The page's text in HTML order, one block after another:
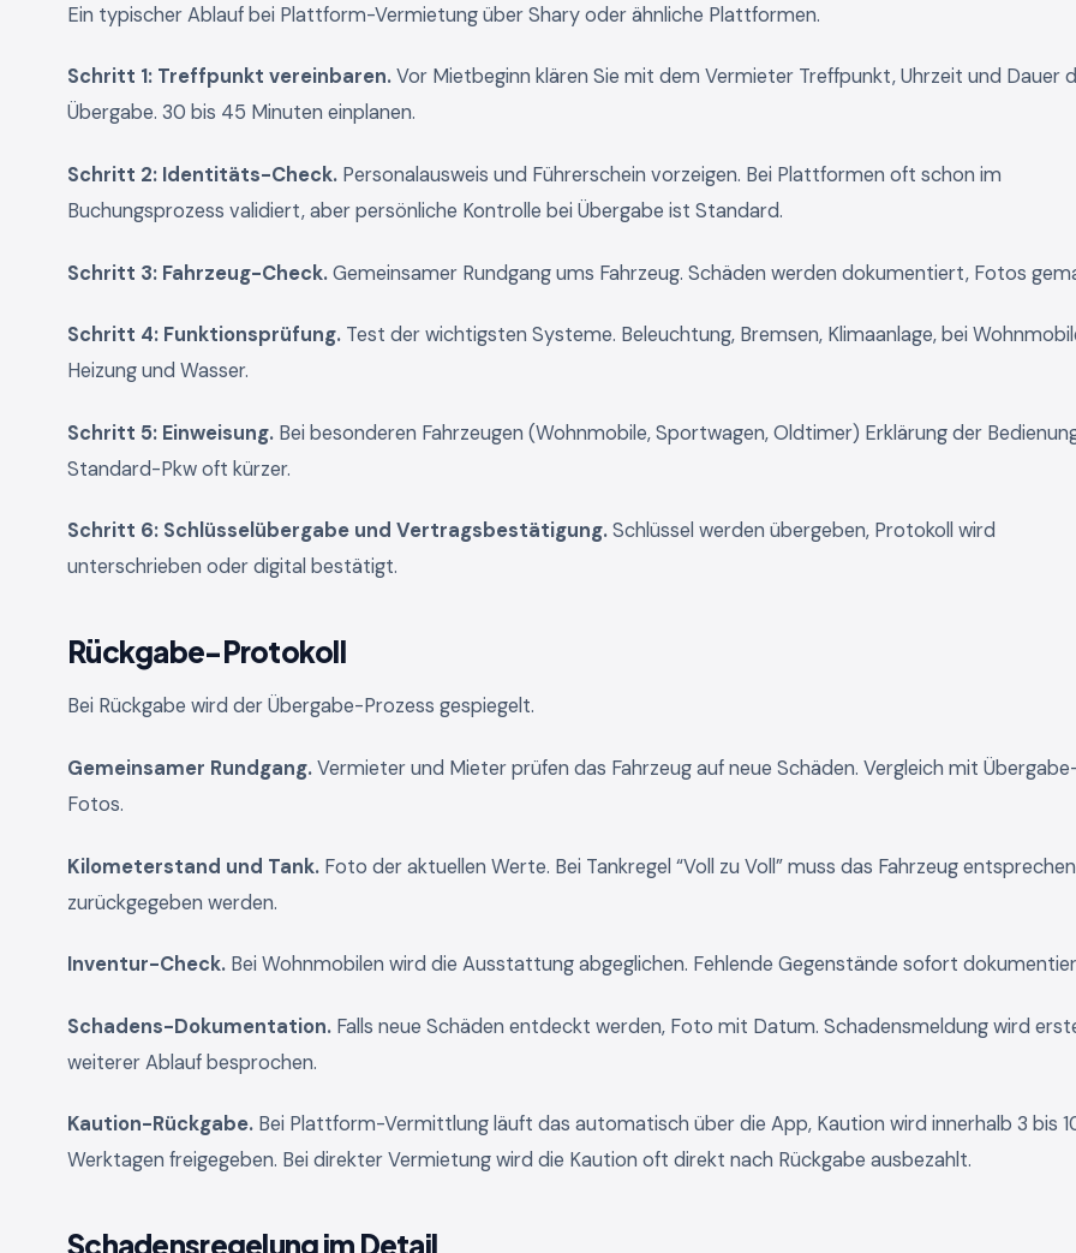
Ein typischer Ablauf bei Plattform-Vermietung über Shary oder ähnliche Plattformen.
Schritt 1: Treffpunkt vereinbaren.Vor Mietbeginn klären Sie mit dem Vermieter Treffpunkt, Uhrzeit und Dauer
Übergabe. 30 bis 45 Minuten einplanen.
Schritt 2: Identitäts-Check. Personalausweis und Führerschein vorzeigen. Bei Plattformen oft schon im
Buchungsprozess validiert, aber persönliche Kontrolle bei Übergabe ist Standard.
Schritt 3: Fahrzeug-Check.Gemeinsamer Rundgang ums Fahrzeug. Schäden werden dokumentiert, Fotos
Schritt 4: Funktionsprüfung. Test der wichtigsten Systeme. Beleuchtung, Bremsen, Klimaanlage, bei
Heizung und Wasser.
Schritt 5: Einweisung. Bei besonderen Fahrzeugen (Wohnmobile, Sportwagen, Oldtimer) Erklärung der
Standard-Pkw oft kürzer.
Schritt 6: Schlüsselübergabe und Vertragsbestätigung.Schlüssel werden übergeben, Protokoll wird
unterschrieben oder digital bestätigt.
Rückgabe-Protokoll
Bei Rückgabe wird der Übergabe-Prozess gespiegelt.
Gemeinsamer Rundgang.Vermieter und Mieter prüfen das Fahrzeug auf neue Schäden. Vergleich mit
Fotos.
Kilometerstand und Tank. Foto der aktuellen Werte. Bei Tankregel “Voll zu Voll” muss das Fahrzeug
zurückgegeben werden.
Inventur-Check. Bei Wohnmobilen wird die Ausstattung abgeglichen. Fehlende Gegenstände sofort
Schadens-Dokumentation. Falls neue Schäden entdeckt werden, Foto mit Datum. Schadensmeldung wird
weiterer Ablauf besprochen.
Kaution-Rückgabe. Bei Plattform-Vermittlung läuft das automatisch über die App, Kaution wird innerhalb 3 bis
Werktagen freigegeben. Bei direkter Vermietung wird die Kaution oft direkt nach Rückgabe ausbezahlt.
Schadensregelung im Detail